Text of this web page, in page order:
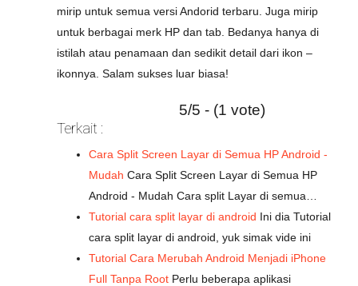
mirip untuk semua versi Andorid terbaru. Juga mirip
untuk berbagai merk HP dan tab. Bedanya hanya di
istilah atau penamaan dan sedikit detail dari ikon –
ikonnya. Salam sukses luar biasa!
5/5 - (1 vote)
Terkait :
Cara Split Screen Layar di Semua HP Android -
Mudah Cara Split Screen Layar di Semua HP
Android - Mudah Cara split Layar di semua…
Tutorial cara split layar di android Ini dia Tutorial
cara split layar di android, yuk simak vide ini
Tutorial Cara Merubah Android Menjadi iPhone
Full Tanpa Root Perlu beberapa aplikasi